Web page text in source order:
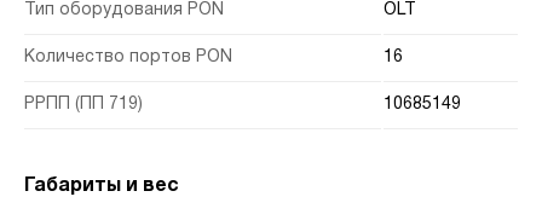
Тип оборудования PON OLT
Количество портов PON 16
РРПП (ПП 719) 10685149
Габариты и вес